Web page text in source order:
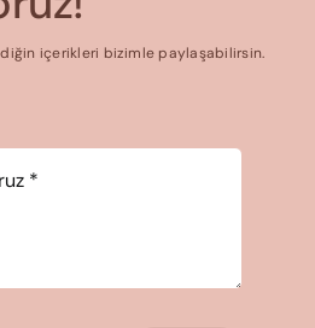
içerikleri bizimle paylaşabilirsin.